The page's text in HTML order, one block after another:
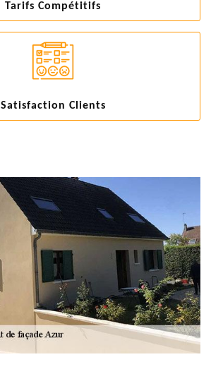
Tarifs Compétitifs
Satisfaction Clients